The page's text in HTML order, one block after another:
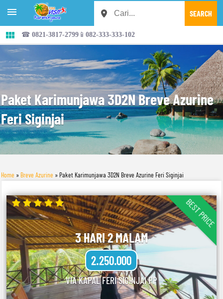


☎ 0821-3817-2799📱082-333-333-102
Paket Karimunjawa 3D2N Breve Azurine
Feri Siginjai
Home » Breve Azurine » Paket Karimunjawa 3D2N Breve Azurine Feri Siginjai
BEST PRICE
3 HARI 2 MALAM
2.250.000
VIA KAPAL FERI SIGINJAI PP